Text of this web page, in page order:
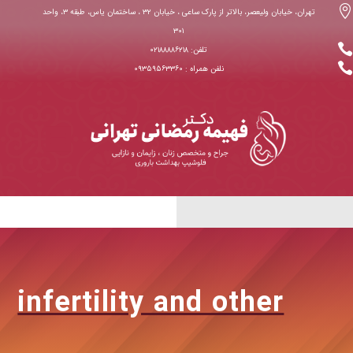

تهران، خیابان ولیعصر، بالاتر از پارک ساعی ، خیابان ۳۲ ، ساختمان یاس، طبقه ۳، واحد
۳۰۱
 تلفن: ۰۲۱۸۸۸۸۶۲۱۸
 نلفن همراه : ۰۹۳۵۹۵۶۳۳۶۰
infertility and other